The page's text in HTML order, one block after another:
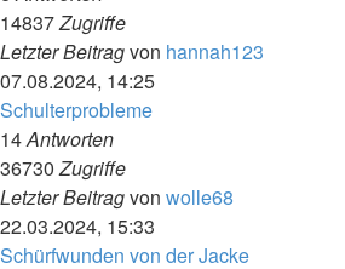
14837Zugriffe
Letzter Beitragvon hannah123
07.08.2024, 14:25
Schulterprobleme
14Antworten
36730Zugriffe
Letzter Beitragvon wolle68
22.03.2024, 15:33
Schürfwunden von der Jacke